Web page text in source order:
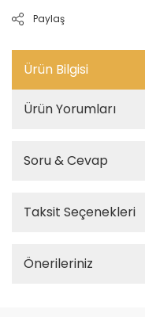
Paylaş
Ürün Bilgisi
Ürün Yorumları
Soru & Cevap
Taksit Seçenekleri
Önerileriniz